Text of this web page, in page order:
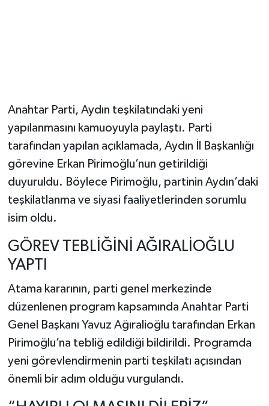
Anahtar Parti, Aydın teşkilatındaki yeni
yapılanmasını kamuoyuyla paylaştı. Parti
tarafından yapılan açıklamada, Aydın İl Başkanlığı
görevine Erkan Pirimoğlu’nun getirildiği
duyuruldu. Böylece Pirimoğlu, partinin Aydın’daki
teşkilatlanma ve siyasi faaliyetlerinden sorumlu
isim oldu.
GÖREV TEBLİĞİNİ AĞIRALİOĞLU
YAPTI
Atama kararının, parti genel merkezinde
düzenlenen program kapsamında Anahtar Parti
Genel Başkanı Yavuz Ağıralioğlu tarafından Erkan
Pirimoğlu’na tebliğ edildiği bildirildi. Programda
yeni görevlendirmenin parti teşkilatı açısından
önemli bir adım olduğu vurgulandı.